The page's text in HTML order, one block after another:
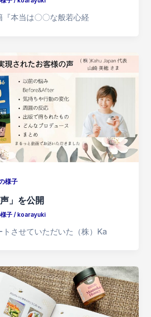
本当は〇〇な般若心経
様子
」を公開
子/ koarayuki
させていただいた（株）Ka